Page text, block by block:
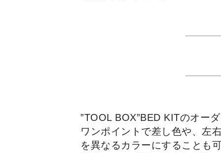
”TOOL BOX”BED KITのオー
ワンポイントで差し色や、左
を異なるカラーにすることも